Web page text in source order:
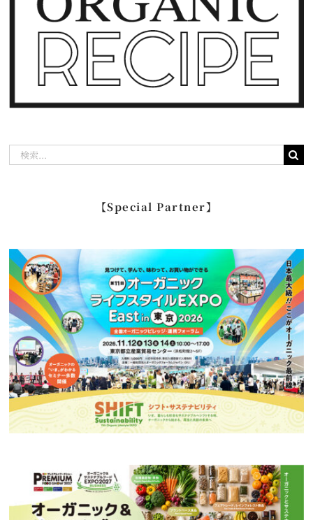
【Special Partner】